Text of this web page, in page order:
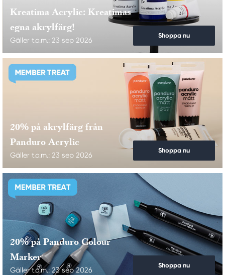
Kreatima Acrylic: Kreatimas
egna akrylfärg!
Gäller t.o.m.: 23 sep 2026
Shoppa nu
20% på akrylfärg från
Panduro Acrylic
Gäller t.o.m.: 23 sep 2026
Shoppa nu
20% på Panduro Colour
Marker
Gäller t.o.m.: 23 sep 2026
Shoppa nu